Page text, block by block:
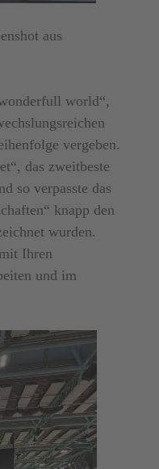
aus
world“,
vergeben.
das zweitbeste
so verpasste das
knapp den
wurden.
Ihren
und im